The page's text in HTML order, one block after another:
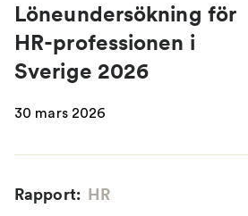
Löneundersökning för
HR-professionen i
Sverige 2026
30 mars 2026
Rapport: HR